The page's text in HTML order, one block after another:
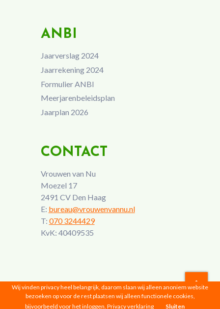
ANBI
Jaarverslag 2024
Jaarrekening 2024
Formulier ANBI
Meerjarenbeleidsplan
Jaarplan 2026
CONTACT
Vrouwen van Nu
Moezel 17
2491 CV Den Haag
E: bureau@vrouwenvannu.nl
T: 070 3244429
KvK: 40409535
Vrouwen van Nu © 2026 |Privacyverklaring
Wij vinden privacy heel belangrijk, daarom slaan wij alleen anoniem website
bezoeken op voor de rest plaatsen wij alleen functionele cookies,
bijvoorbeeld voor het inloggen. Privacy verklaring Sluiten